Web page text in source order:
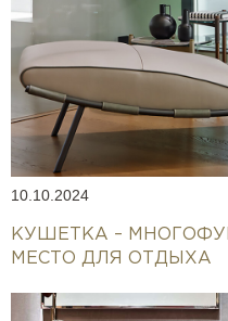
10.10.2024
КУШЕТКА –
МЕСТО ДЛЯ ОТДЫХА